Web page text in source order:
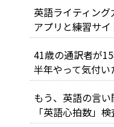
英語ライティン
アプリと練習サイ
41歳の通訳者が
半年やって気付い
もう、英語の言い
「英語心拍数」